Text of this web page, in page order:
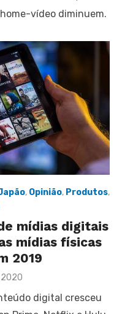
vídeo diminuem.
, Opinião, Produtos,
mídias digitais
mídias físicas
2019
2020
digital cresceu